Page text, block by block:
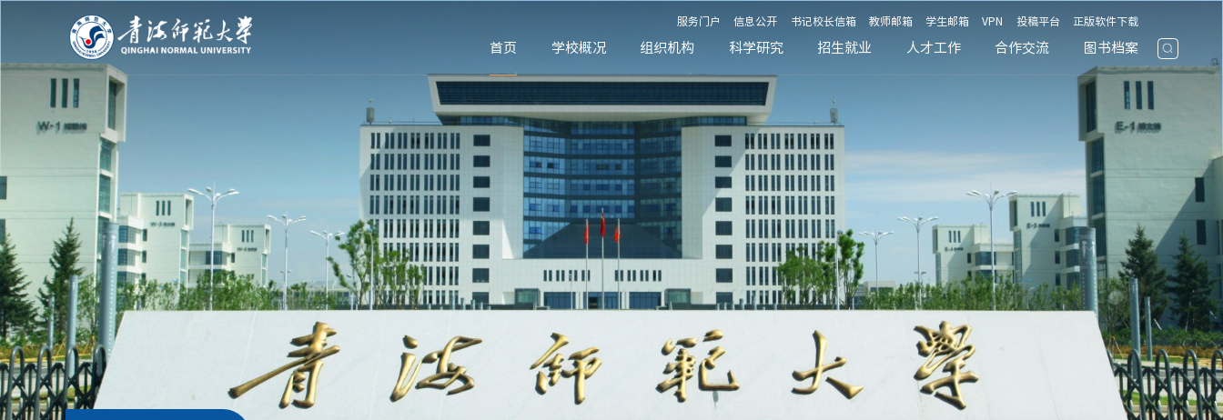
服务门户 信息公开 书记校长信箱 教师邮箱 学生邮箱 VPN 投稿平台 正版软件下载
首页 学校概况 组织机构 科学研究 招生就业 人才工作 合作交流 图书档案